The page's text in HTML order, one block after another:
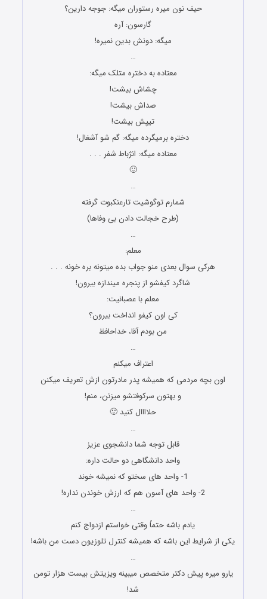
حیف نون میره رستوران میگه: جوجه دارین؟
گارسون: آره
میگه: دونش بدین نمیره!
…
معتاده به دختره متلک میگه:
چشاش بیشت!
صداش بیشت!
تیپش بیشت!
دختره برمیگرده میگه: گم شو آشغال!
معتاده میگه: انژباط شفر . . .
🙂
…
شمارم توگوشیت تارعنکبوت گرفته
(طرح خجالت دادن بی وفاها)
…
معلم:
هرکی سوال بعدی منو جواب بده میتونه بره خونه . . .
شاگرد کیفشو از پنجره میندازه بیرون!
معلم با عصبانیت:
کی اون کیفو انداخت بیرون؟
من بودم آقا، خداحافظ
…
اعتراف میکنم
اون بچه مردمی که همیشه پدر مادرتون ازش تعریف میکنن
و بهتون سرکوفتشو میزنن، منم!
حلاااال کنید 🙂
…
قابل توجه شما دانشجوی عزیز
واحد دانشگاهی دو حالت داره:
1- واحد های سختو که نمیشه خوند
2- واحد های آسون هم که ارزش خوندن نداره!
…
یادم باشه حتماً وقتی خواستم ازدواج کنم
یکی از شرایط این باشه که همیشه کنترل تلوزیون دست من باشه!
…
یارو میره پیش دکتر متخصص میبینه ویزیتش بیست هزار تومن
شد!